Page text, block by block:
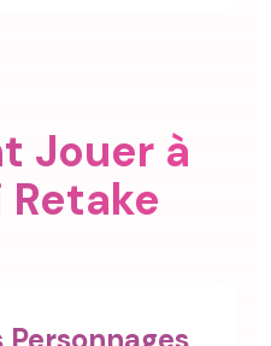
Jouer à